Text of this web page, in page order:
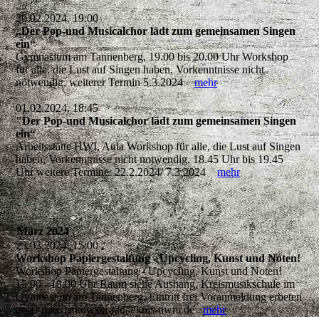
20.02.2024, 19:00
„Der Pop-und Musicalchor lädt zum gemeinsamen Singen
ein“
Gymnasium am Tannenberg, 19.00 bis 20.00 Uhr Workshop
für alle, die Lust auf Singen haben, Vorkenntnisse nicht
notwendig, weiterer Termin 5.3.2024mehr
01.02.2024, 18:45
"Der Pop-und Musicalchor lädt zum gemeinsamen Singen
ein“
Arbeitsstätte HWI, Aula Workshop für alle, die Lust auf Singen
haben, Vorkenntnisse nicht notwendig, 18.45 Uhr bis 19.45
Uhr weitere Termine: 22.2.2024/ 7.3.2024mehr
März 2024
23.03.2024, 15:00
Workshop Papiergestaltung - Upcycling, Kunst und Noten!
Workshop Papiergestaltung - Upcycling, Kunst und Noten!
15:00 - 18:00 Uhr Raum siehe Aushang, Kreismusikschule im
Gymnasium am Tannenberg, Eintritt frei Voranmeldung erbeten
unter n.kwiatkowski-rau@kms-nwm.demehr